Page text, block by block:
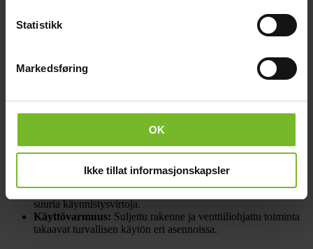
Statistikk
Markedsføring
OK
Ikke tillat informasjonskapsler
Korkea syklinen kestävyys:
purkautumissyklillä, 600 sykliä 50% purkautumissyklillä, ja
Suljettu AGM-teknologia (Absorbent Glass
Mat), mikä tekee akusta täysin huoltovapaan ja
Edut:
korkeavirtaisissa sovelluksissa, kuten inverttereissä,
trimmimoottoreissa ja vinssijärjestelmissä.
Kestää hyvin korkeita virtapiikkejä,
tehden siitä ihanteellisen valinnan sovelluksiin, joissa tarvitaan
suuria käynnistysvirtoja.
Käyttövarmuus: Suljettu rakenne ja venttiiliohjattu toiminta
takaavat turvallisen käytön eri asennoissa.